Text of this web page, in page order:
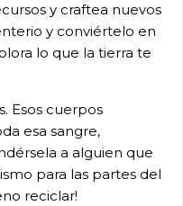
y craftea nuevos
y conviértelo en
lo que la tierra te
Esos cuerpos
esa sangre,
a alguien que
para las partes del
reciclar!